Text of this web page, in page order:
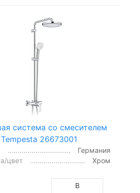
система со смесителем
26673001
Германия
цвет
Хром
В